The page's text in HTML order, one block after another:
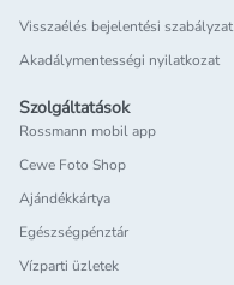
Visszaélés bejelentési szabályzat
Akadálymentességi nyilatkozat
Szolgáltatások
Rossmann mobil app
Cewe Foto Shop
Ajándékkártya
Egészségpénztár
Vízparti üzletek